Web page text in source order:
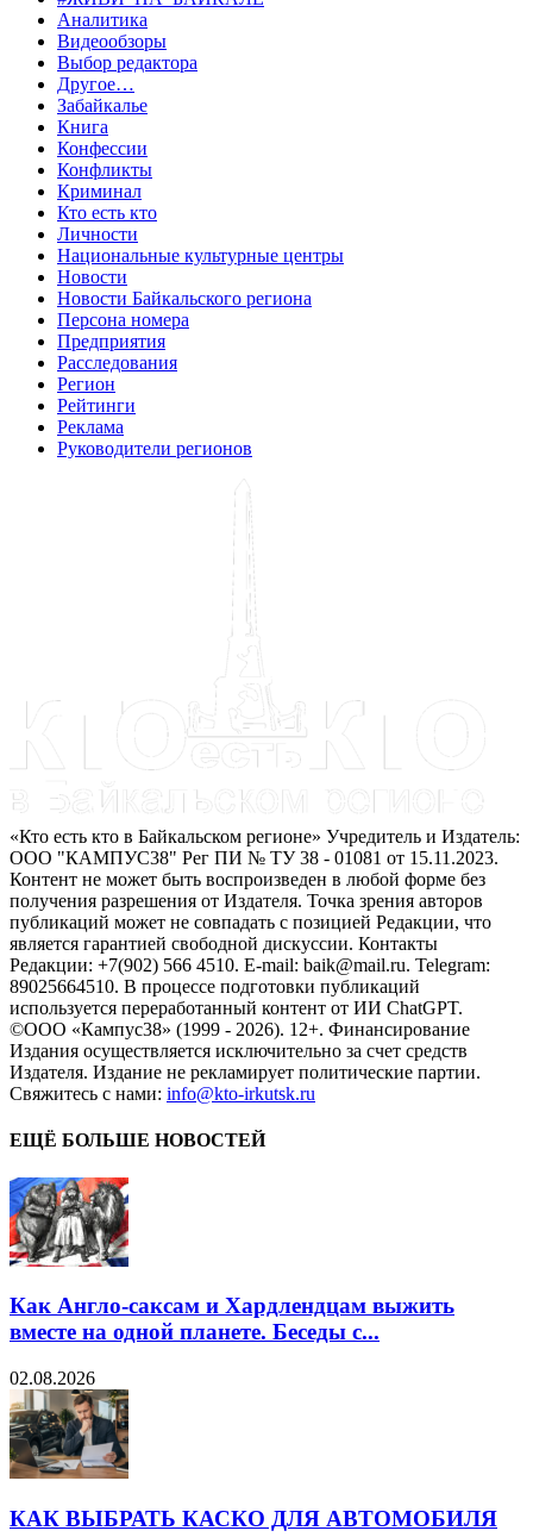
Аналитика
Видеообзоры
Выбор редактора
Другое…
Забайкалье
Книга
Конфессии
Конфликты
Криминал
Кто есть кто
Личности
Национальные культурные центры
Новости
Новости Байкальского региона
Персона номера
Предприятия
Расследования
Регион
Рейтинги
Реклама
Руководители регионов
«Кто есть кто в Байкальском регионе» Учредитель и Издатель:
ООО "КАМПУС38" Рег ПИ № ТУ 38 - 01081 от 15.11.2023.
Контент не может быть воспроизведен в любой форме без
получения разрешения от Издателя. Точка зрения авторов
публикаций может не совпадать с позицией Редакции, что
является гарантией свободной дискуссии. Контакты
Редакции: +7(902) 566 4510. E-mail: baik@mail.ru. Telegram:
89025664510. В процессе подготовки публикаций
используется переработанный контент от ИИ ChatGPT.
©ООО «Кампус38» (1999 - 2026). 12+. Финансирование
Издания осуществляется исключительно за счет средств
Издателя. Издание не рекламирует политические партии.
Свяжитесь с нами: info@kto-irkutsk.ru
ЕЩЁ БОЛЬШЕ НОВОСТЕЙ
Как Англо-саксам и Хардлендцам выжить
вместе на одной планете. Беседы с...
02.08.2026
КАК ВЫБРАТЬ КАСКО ДЛЯ АВТОМОБИЛЯ